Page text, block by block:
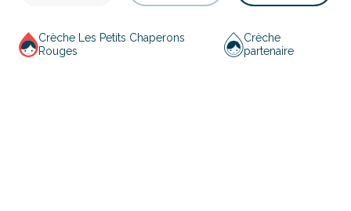
Crèche Les Petits Chaperons
Rouges
Crèche
partenaire